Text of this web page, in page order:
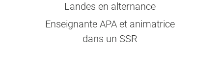
Landes en alternance
Enseignante APA et animatrice
dans un SSR